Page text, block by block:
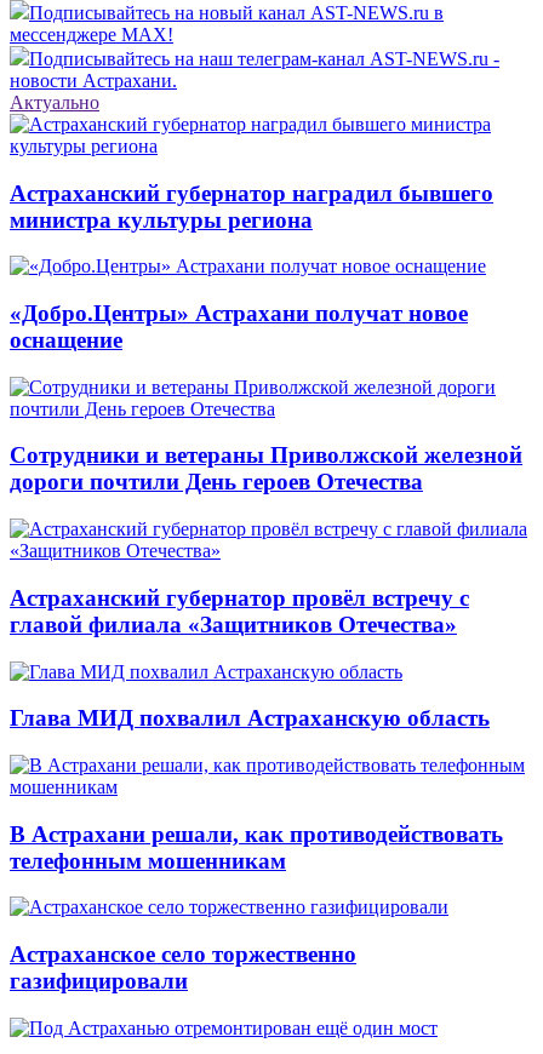
Подписывайтесь на новый канал AST-NEWS.ru в
мессенджере MAX!
Подписывайтесь на наш телеграм-канал AST-NEWS.ru -
новости Астрахани.
Актуально
Астраханский губернатор наградил бывшего
министра культуры региона
«Добро.Центры» Астрахани получат новое
оснащение
Сотрудники и ветераны Приволжской железной
дороги почтили День героев Отечества
Астраханский губернатор провёл встречу с
главой филиала «Защитников Отечества»
Глава МИД похвалил Астраханскую область
В Астрахани решали, как противодействовать
телефонным мошенникам
Астраханское село торжественно
газифицировали